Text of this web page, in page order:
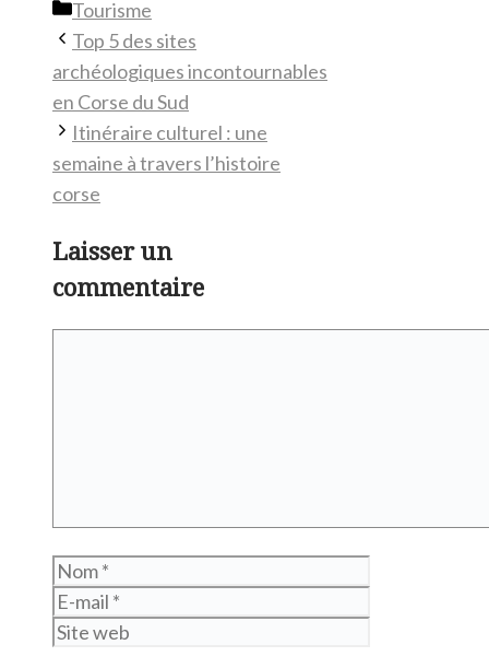
Catégories
Tourisme
Top 5 des sites
archéologiques incontournables
en Corse du Sud
Itinéraire culturel : une
semaine à travers l’histoire
corse
Laisser un
commentaire
Nom
E-
mail
Site